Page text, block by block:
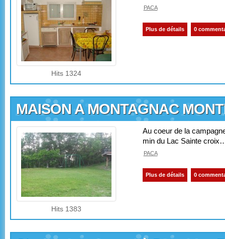
Hits 1324
PACA
Plus de détails 0
MAISON A MONTAGNAC
Hits 1383
Au coeur de la
min du Lac Sainte
PACA
Plus de détails 0